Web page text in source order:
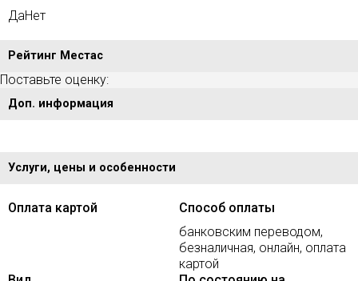
ДаНет
Рейтинг Местас
Поставьте оценку:
Доп. информация
Услуги, цены и особенности
Оплата картой
Способ оплаты
банковским переводом,
безналичная, онлайн, оплата
картой